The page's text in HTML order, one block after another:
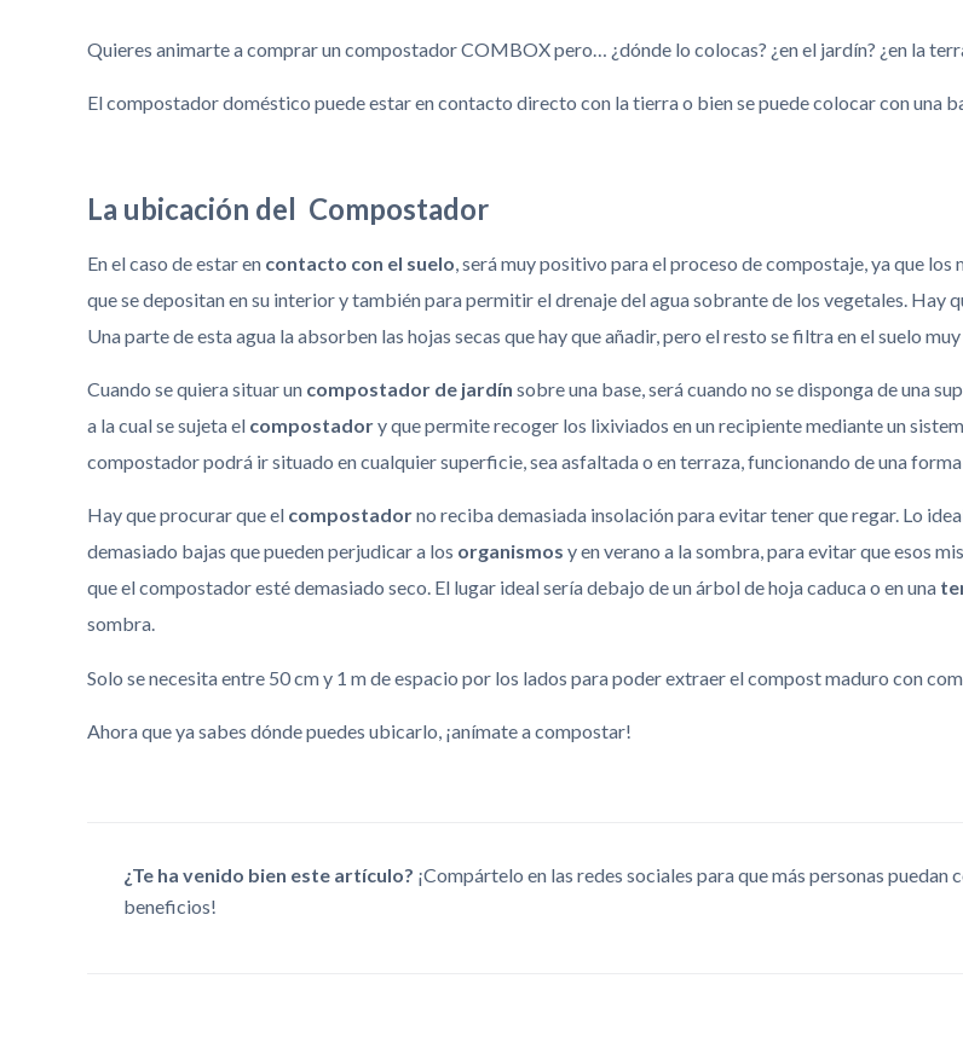
Quieres animarte a comprar un compostador COMBOX pero… ¿dónde lo colocas? ¿en el jardín? ¿en la
El compostador doméstico puede estar en contacto directo con la tierra o bien se puede colocar con una
La ubicación del Compostador
En el caso de estar en contacto con el suelo , será muy positivo para el proceso de compostaje, ya que
que se depositan en su interior y también para permitir el drenaje del agua sobrante de los vegetales. Hay
Una parte de esta agua la absorben las hojas secas que hay que añadir, pero el resto se filtra en el suelo
Cuando se quiera situar un compostador de jardín sobre una base, será cuando no se disponga de una
a la cual se sujeta el compostadory que permite recoger los lixiviados en un recipiente mediante un
compostador podrá ir situado en cualquier superficie, sea asfaltada o en terraza, funcionando de una
Hay que procurar que el compostadorno reciba demasiada insolación para evitar tener que regar. Lo
demasiado bajas que pueden perjudicar a los organismos y en verano a la sombra, para evitar que esos
que el compostador esté demasiado seco. El lugar ideal sería debajo de un árbol de hoja caduca o en una
sombra.
Solo se necesita entre 50 cm y 1 m de espacio por los lados para poder extraer el compost maduro con
Ahora que ya sabes dónde puedes ubicarlo, ¡anímate a compostar!
¿Te ha venido bien este artículo? ¡Compártelo en las redes sociales para que más personas puedan
beneficios!